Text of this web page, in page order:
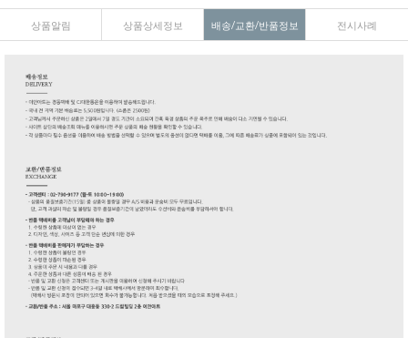
상품알림 상품상세정보 배송/교환/반품정보 전시사례